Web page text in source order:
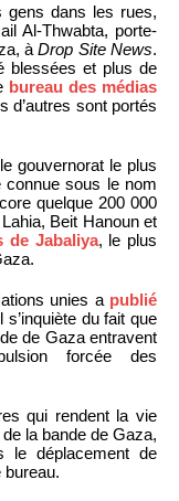
gens dans les rues,
Al-Thwabta, porte-
àDrop Site News.
blessées et plus de
bureau des médias
d’autres sont portés
gouvernorat le plus
sous le nom
quelque 200 000
Beit Hanoun et
de Jabaliya, le plus
unies a publié
du fait que
de Gaza entravent
forcée des
qui rendent la vie
la bande de Gaza,
le déplacement de
bureau.